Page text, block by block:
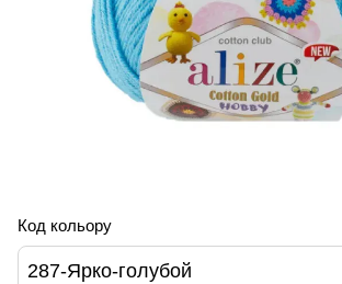
Код кольору
287-Ярко-голубой